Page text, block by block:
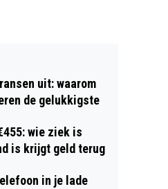
uit: waarom
de gelukkigste
wie ziek is
is krijgt geld terug
in je lade